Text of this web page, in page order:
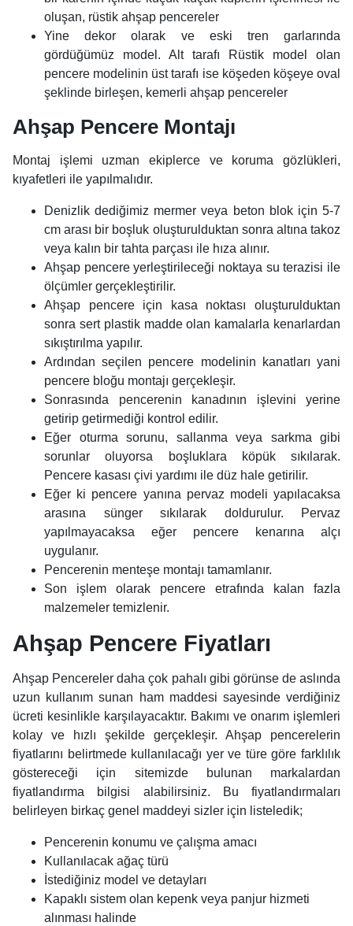
oluşan, rüstik ahşap pencereler
Yine dekor olarak ve eski tren garlarında
gördüğümüz model. Alt tarafı Rüstik model olan
pencere modelinin üst tarafı ise köşeden köşeye oval
şeklinde birleşen, kemerli ahşap pencereler
Ahşap Pencere Montajı
Montaj işlemi uzman ekiplerce ve koruma gözlükleri,
kıyafetleri ile yapılmalıdır.
Denizlik dediğimiz mermer veya beton blok için 5-7
cm arası bir boşluk oluşturulduktan sonra altına takoz
veya kalın bir tahta parçası ile hıza alınır.
Ahşap pencereyerleştirileceği noktaya su terazisi ile
ölçümler gerçekleştirilir.
Ahşap pencere için kasa noktası oluşturulduktan
sonra sert plastik madde olan kamalarla kenarlardan
sıkıştırılma yapılır.
Ardından seçilen pencere modelinin kanatları yani
pencere bloğu montajı gerçekleşir.
Sonrasında pencerenin kanadının işlevini yerine
getirip getirmediği kontrol edilir.
Eğer oturma sorunu, sallanma veya sarkma gibi
sorunlar oluyorsa boşluklara köpük sıkılarak.
Pencere kasası çivi yardımı ile düz hale getirilir.
Eğer ki pencere yanına pervaz modeli yapılacaksa
arasına sünger sıkılarak doldurulur. Pervaz
yapılmayacaksa eğer pencere kenarına alçı
uygulanır.
Pencerenin menteşe montajı tamamlanır.
Son işlem olarak pencere etrafında kalan fazla
malzemeler temizlenir.
Ahşap Pencere Fiyatları
Ahşap Pencereler daha çok pahalı gibi görünse de aslında
uzun kullanım sunan ham maddesi sayesinde verdiğiniz
ücreti kesinlikle karşılayacaktır. Bakımı ve onarım işlemleri
kolay ve hızlı şekilde gerçekleşir. Ahşap pencerelerin
fiyatlarını belirtmede kullanılacağı yer ve türe göre farklılık
göstereceği için sitemizde bulunan markalardan
fiyatlandırma bilgisi alabilirsiniz. Bu fiyatlandırmaları
belirleyen birkaç genel maddeyi sizler için listeledik;
Pencerenin konumu ve çalışma amacı
Kullanılacak ağaç türü
İstediğiniz model ve detayları
Kapaklı sistem olan kepenk veya panjur hizmeti
alınması halinde